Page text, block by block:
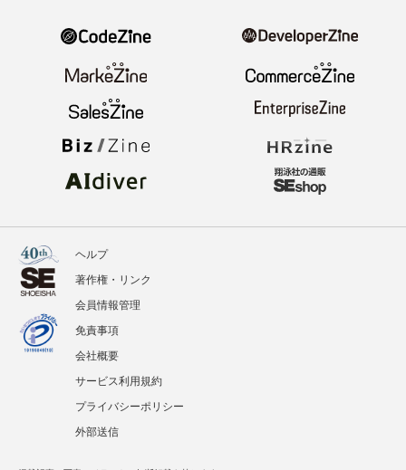
ヘルプ
著作権・リンク
会員情報管理
免責事項
会社概要
サービス利用規約
プライバシーポリシー
外部送信